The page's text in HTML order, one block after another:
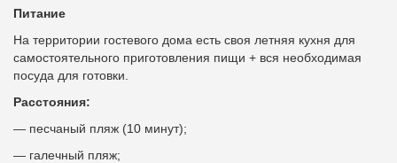
Питание
На территории гостевого дома есть своя летняя кухня для
самостоятельного приготовления пищи + вся необходимая
посуда для готовки.
Расстояния:
— песчаный пляж (10 минут);
— галечный пляж;